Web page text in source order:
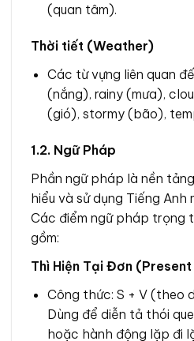
(quan tâm).
Thời tiết (Weather)
Các từ vựng liên quan
(nắng), rainy (mưa),
(gió), stormy (bão),
1.2. Ngữ Pháp
Phần ngữ pháp là nền
hiểu và sử dụng Tiếng
Các điểm ngữ pháp trọng
gồm:
Thì Hiện Tại Đơn
Công thức: S + V (theo
Dùng để diễn tả thói
hoặc hành động lặp đi